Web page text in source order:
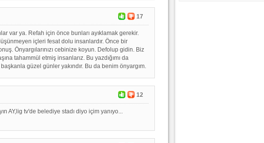
17
var ya. Refah için önce bunları ayıklamak gerekir.
içleri fesat dolu insanlardır. Önce bir
Önyargılarınızı cebinize koyun. Defolup gidin. Biz
tahammül etmiş insanlarız. Bu yazdığımı da
güzel günler yakındır. Bu da benim önyargım.
12
AY,lig tv'de belediye stadı diyo içim yanıyo...